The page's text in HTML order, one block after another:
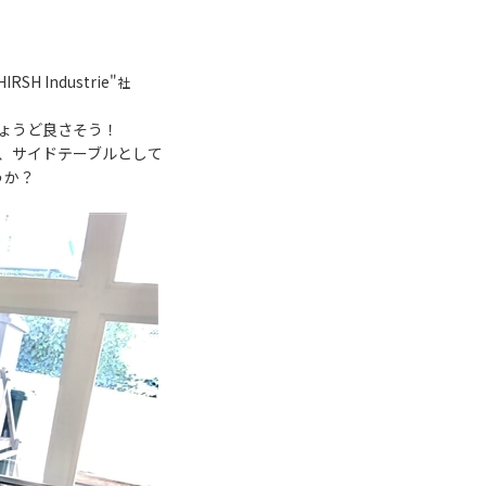
Industrie"社
うど良さそう！
サイドテーブルとして
か？